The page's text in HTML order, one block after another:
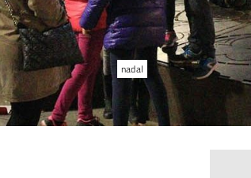
nadal